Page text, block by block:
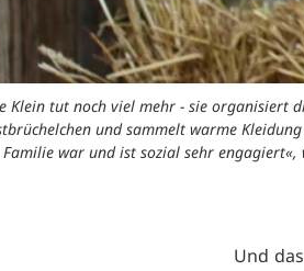
Klein tut noch viel mehr - sie organisiert
und sammelt warme
Familie war und ist sozial sehr
Und